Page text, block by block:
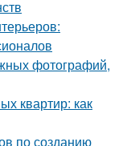
фотографий,
квартир: как
по созданию